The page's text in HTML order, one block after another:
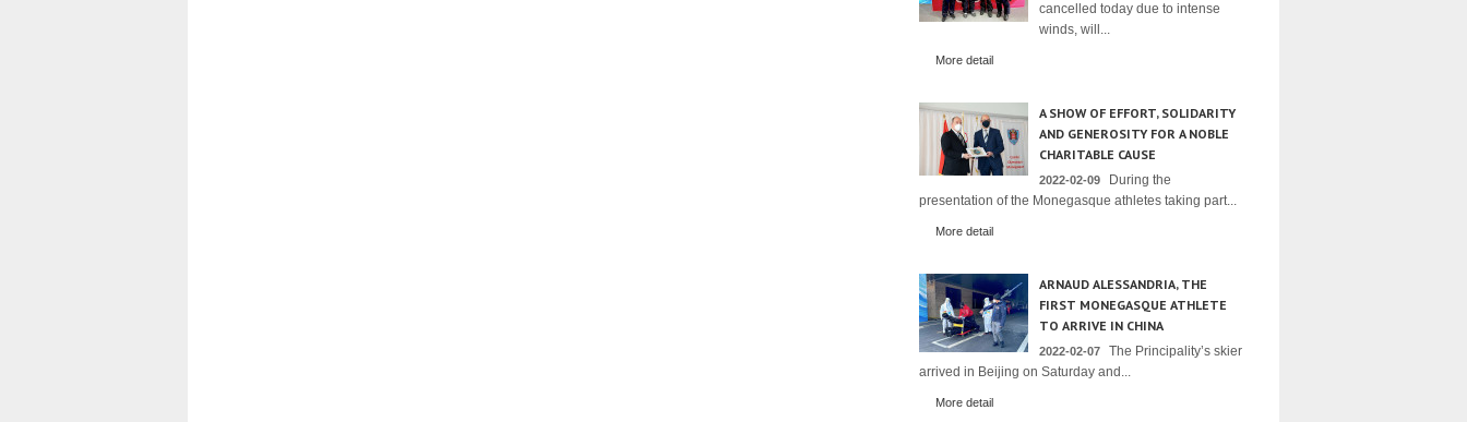
cancelled today due to intense
winds, will...
More detail
A SHOW OF EFFORT, SOLIDARITY
AND GENEROSITY FOR A NOBLE
CHARITABLE CAUSE
2022-02-09
During the
presentation of the Monegasque athletes taking part...
More detail
ARNAUD ALESSANDRIA, THE
FIRST MONEGASQUE ATHLETE
TO ARRIVE IN CHINA
2022-02-07
The Principality’s skier
arrived in Beijing on Saturday and...
More detail